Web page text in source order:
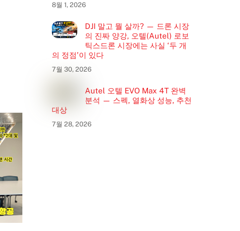
8월 1, 2026
DJI 말고 뭘 살까? — 드론 시장
의 진짜 양강, 오텔(Autel) 로보
틱스드론 시장에는 사실 ‘두 개
의 정점’이 있다
7월 30, 2026
Autel 오텔 EVO Max 4T 완벽
분석 — 스펙, 열화상 성능, 추천
대상
7월 28, 2026